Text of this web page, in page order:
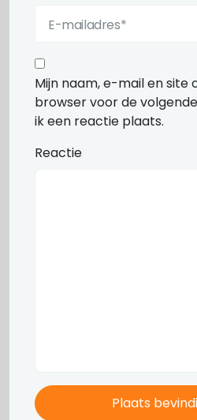
Mijn naam, e-mail en site
browser voor de
ik een reactie plaats.
Reactie